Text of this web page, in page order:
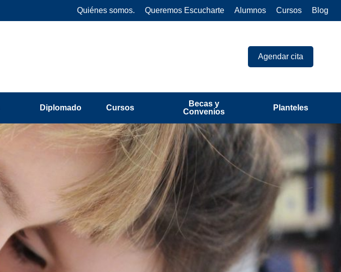
Quiénes somos. Queremos Escucharte Alumnos Cursos Blog
Agendar cita
Diplomado Cursos
Becas y
Convenios
Planteles